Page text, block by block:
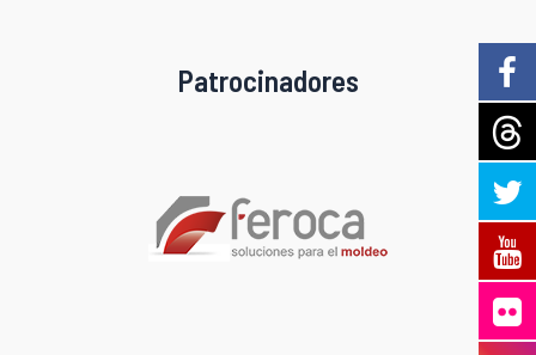
Patrocinadores